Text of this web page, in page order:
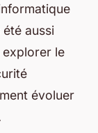
été aussi
explorer le
évoluer